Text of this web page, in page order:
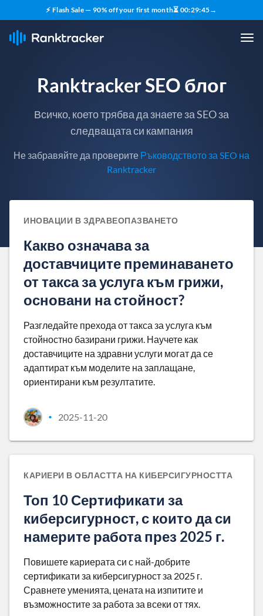
⚡ Flash Sale — 90% off your first month⏳ 00:29:44→
Ranktracker SEO блог
Всичко, което трябва да знаете за SEO за
следващата си кампания
Не забравяйте да проверите Ръководството за SEO на
Ranktracker
ИНОВАЦИИ В ЗДРАВЕОПАЗВАНЕТО
Какво означава за
доставчиците преминаването
от такса за услуга към грижи,
основани на стойност?
Разгледайте прехода от такса за услуга към
стойностно базирани грижи. Научете как
доставчиците на здравни услуги могат да се
адаптират към моделите на заплащане,
ориентирани към резултатите.
• 2025-11-20
КАРИЕРИ В ОБЛАСТТА НА КИБЕРСИГУРНОСТТА
Топ 10 Сертификати за
киберсигурност, с които да си
намерите работа през 2025 г.
Повишете кариерата си с най-добрите
сертификати за киберсигурност за 2025 г.
Сравнете уменията, цената на изпитите и
възможностите за работа за всеки от тях.